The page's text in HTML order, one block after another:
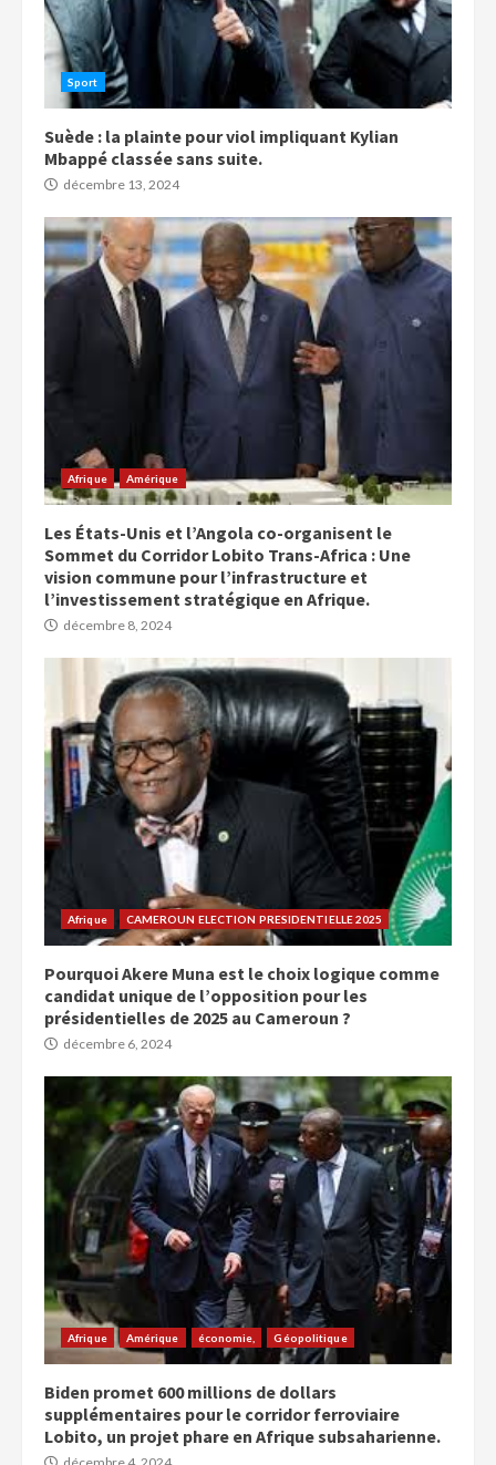
Sport
Suède : la plainte pour viol impliquant Kylian
Mbappé classée sans suite.
décembre 13, 2024
Afrique Amérique
Les États-Unis et l’Angola co-organisent le
Sommet du Corridor Lobito Trans-Africa : Une
vision commune pour l’infrastructure et
l’investissement stratégique en Afrique.
décembre 8, 2024
Afrique CAMEROUN ELECTION PRESIDENTIELLE 2025
Pourquoi Akere Muna est le choix logique comme
candidat unique de l’opposition pour les
présidentielles de 2025 au Cameroun ?
décembre 6, 2024
Afrique Amérique économie, Géopolitique
Biden promet 600 millions de dollars
supplémentaires pour le corridor ferroviaire
Lobito, un projet phare en Afrique subsaharienne.